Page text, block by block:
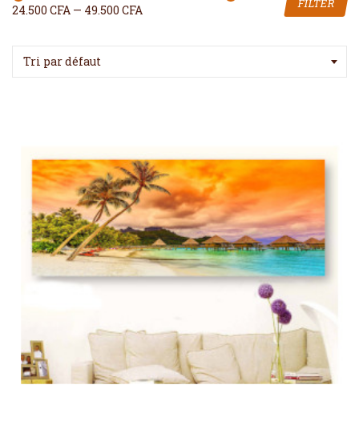
24.500 CFA — 49.500 CFA FILTER
Tri par défaut